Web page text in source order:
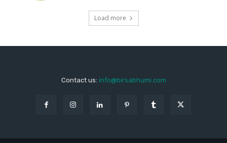
Load more
Contact us: info@birsabhumi.com